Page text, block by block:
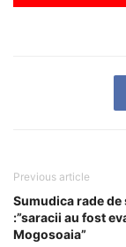
Previous article
Sumudica rade de
:”saracii au fost
Mogosoaia”